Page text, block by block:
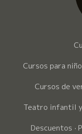
Cursos para
Cursos de
Teatro infantil
Descuentos ·